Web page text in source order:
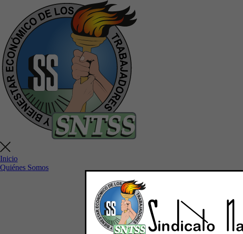
Inicio
Quiénes Somos